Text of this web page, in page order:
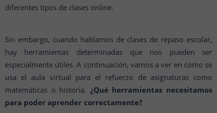
diferentes tipos de clases online.
Sin embargo, cuando hablamos de clases de repaso escolar,
hay herramientas determinadas que nos pueden ser
especialmente útiles. A continuación, vamos a ver en cómo se
usa el aula virtual para el refuerzo de asignaturas como
matemáticas o historia. ¿Qué herramientas necesitamos
para poder aprender correctamente?